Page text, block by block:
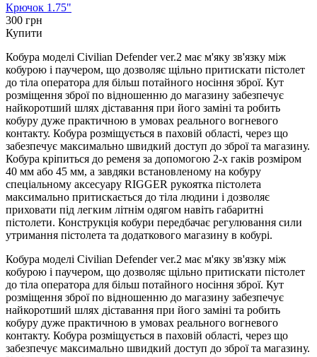
Крючок 1.75"
300 грн
Купити
Кобура моделі Civilian Defender ver.2 має м'яку зв'язку між
кобурою і паучером, що дозволяє щільно притискати пістолет
до тіла оператора для більш потайного носіння зброї. Кут
розміщення зброї по відношенню до магазину забезпечує
найкоротший шлях діставання при його заміні та робить
кобуру дуже практичною в умовах реального вогневого
контакту. Кобура розміщується в паховій області, через що
забезпечує максимально швидкий доступ до зброї та магазину.
Кобура кріпиться до ременя за допомогою 2-х гаків розміром
40 мм або 45 мм, а завдяки встановленому на кобуру
спеціальному аксесуару RIGGER рукоятка пістолета
максимально притискається до тіла людини і дозволяє
приховати під легким літнім одягом навіть габаритні
пістолети. Конструкція кобури передбачає регулювання сили
утримання пістолета та додаткового магазину в кобурі.
Кобура моделі Civilian Defender ver.2 має м'яку зв'язку між
кобурою і паучером, що дозволяє щільно притискати пістолет
до тіла оператора для більш потайного носіння зброї. Кут
розміщення зброї по відношенню до магазину забезпечує
найкоротший шлях діставання при його заміні та робить
кобуру дуже практичною в умовах реального вогневого
контакту. Кобура розміщується в паховій області, через що
забезпечує максимально швидкий доступ до зброї та магазину.